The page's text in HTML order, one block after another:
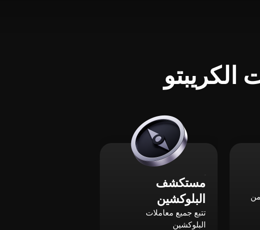
مستكشف
البلوكشين
تتبع جميع معاملات
البلوكشين